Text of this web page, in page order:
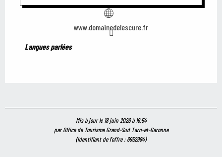
www.domainedelescure.fr
Langues parlées
Langues parlées
Mis à jour le 18 juin 2026 à 16:54
par Office de Tourisme Grand-Sud Tarn-et-Garonne
(Identifiant de l'offre :6952984)